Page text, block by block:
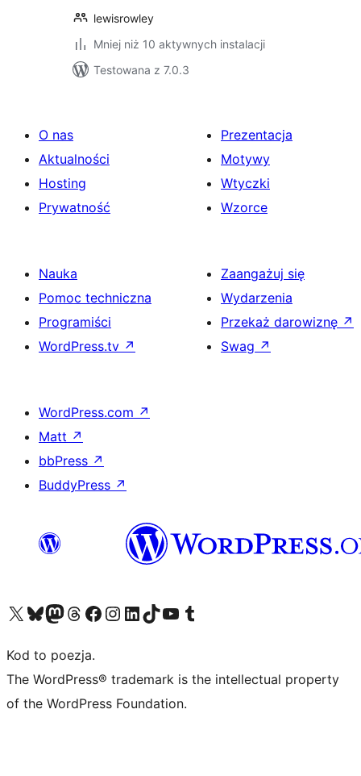
lewisrowley
Mniej niż 10 aktywnych instalacji
Testowana z 7.0.3
O nas
Aktualności
Hosting
Prywatność
Prezentacja
Motywy
Wtyczki
Wzorce
Nauka
Pomoc techniczna
Programiści
WordPress.tv ↗
Zaangażuj się
Wydarzenia
Przekaż darowiznę ↗
Swag ↗
WordPress.com ↗
Matt ↗
bbPress ↗
BuddyPress ↗
Odwiedź nasze konto X (dawniej Twitter)
Odwiedź nasze konto Bluesky
Odwiedź nasze konto na Mastodoncie
Odwiedź naszego Threadsa
Odwiedź naszego Facebooka
Odwiedź nasze konto na Instagramie
Odwiedź nasze konto na LinkedIn
Odwiedź naszego TikToka
Odwiedź nasz kanał YouTube
Odwiedź naszego Tumblra
Kod to poezja.
The WordPress® trademark is the intellectual property
of the WordPress Foundation.